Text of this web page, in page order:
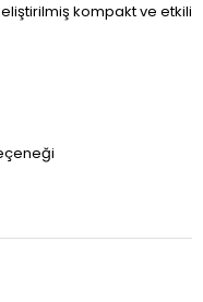
kompakt ve etkili